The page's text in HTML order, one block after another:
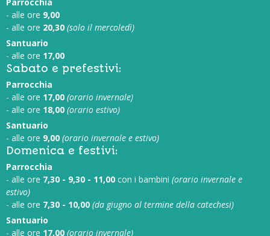
- alle ore 9,00
- alle ore 20,30 (solo il mercoledì)
Santuario
- alle ore 17,00
Sabato e prefestivi:
Parrocchia
- alle ore 17,00 (orario invernale)
- alle ore 18,00 (orario estivo)
Santuario
- alle ore 9,00 (orario invernale e estivo)
Domenica e festivi:
Parrocchia
- alle ore 7,30 - 9,30 - 11,00 con i bambini (orario invernale e
estivo)
- alle ore 7,30 - 10,00 (da giugno al termine della catechesi)
Santuario
- alle ore 17,00 (orario invernale)